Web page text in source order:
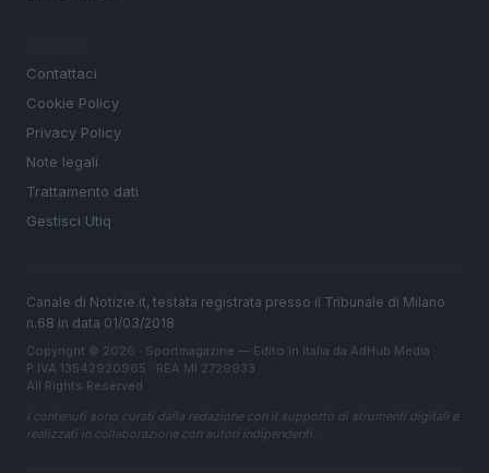
Contattaci
Cookie Policy
Privacy Policy
Note legali
Trattamento dati
Gestisci Utiq
Canale di Notizie.it, testata registrata presso il Tribunale di Milano
n.68 in data 01/03/2018
Copyright © 2026 · Sportmagazine — Edito in Italia da AdHub Media
P.IVA 13542920965 · REA MI 2729933
All Rights Reserved
I contenuti sono curati dalla redazione con il supporto di strumenti digitali e
realizzati in collaborazione con autori indipendenti.